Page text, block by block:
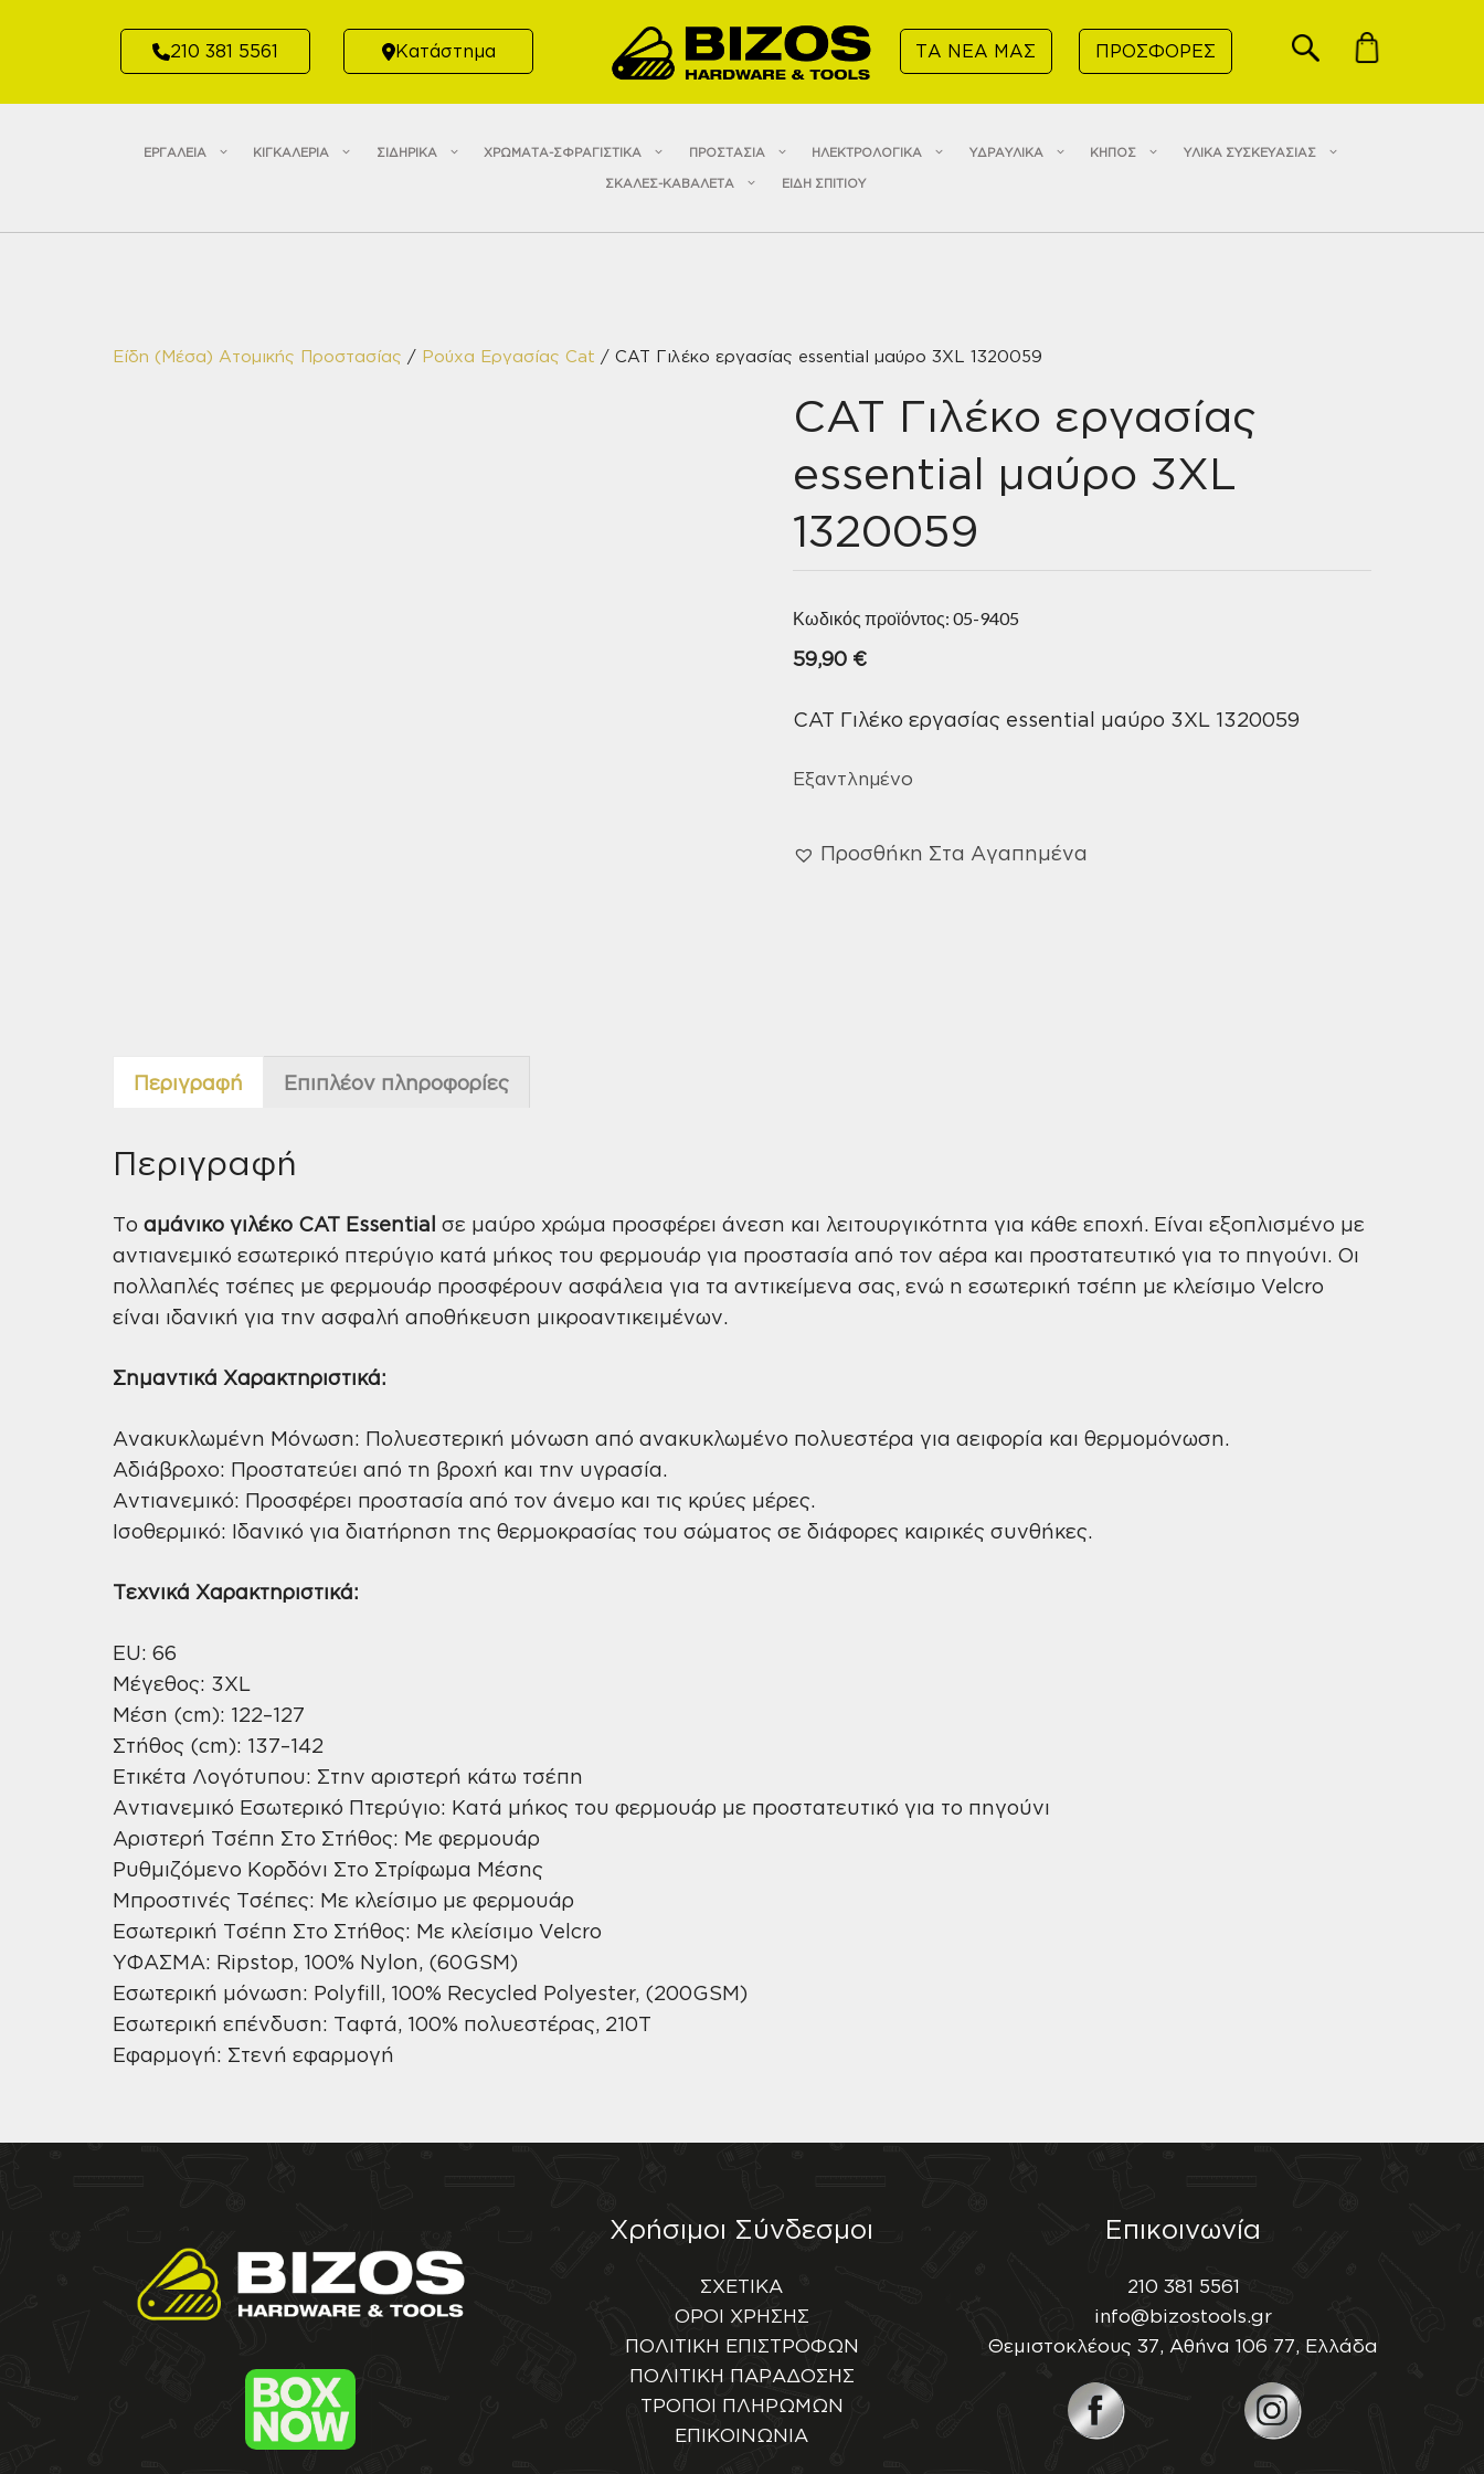
περιεχόμενο
210 381 5561 Κατάστημα ΤΑ ΝΕΑ ΜΑΣ ΠΡΟΣΦΟΡΕΣ
ΕΡΓΑΛΕΙΑ ΚΙΓΚΑΛΕΡΙΑ ΣΙΔΗΡΙΚΑ ΧΡΩΜΑΤΑ-ΣΦΡΑΓΙΣΤΙΚΑ ΠΡΟΣΤΑΣΙΑ ΗΛΕΚΤΡΟΛΟΓΙΚΑ ΥΔΡΑΥΛΙΚΑ ΚΗΠΟΣ ΥΛΙΚΑ ΣΥΣΚΕΥΑΣΙΑΣ
ΣΚΑΛΕΣ-ΚΑΒΑΛΕΤΑ ΕΙΔΗ ΣΠΙΤΙΟΥ
Είδη (Μέσα) Ατομικής Προστασίας / Ρούχα Εργασίας Cat / CAT Γιλέκο εργασίας essential μαύρο 3XL 1320059
CAT Γιλέκο εργασίας
essential μαύρο 3XL
1320059
Κωδικός προϊόντος: 05-9405
59,90 €
CAT Γιλέκο εργασίας essential μαύρο 3XL 1320059
Εξαντλημένο
Προσθήκη Στα Αγαπημένα
Περιγραφή Επιπλέον πληροφορίες
Περιγραφή
Το αμάνικο γιλέκο CAT Essential σε μαύρο χρώμα προσφέρει άνεση και λειτουργικότητα για κάθε εποχή. Είναι εξοπλισμένο με
αντιανεμικό εσωτερικό πτερύγιο κατά μήκος του φερμουάρ για προστασία από τον αέρα και προστατευτικό για το πηγούνι. Οι
πολλαπλές τσέπες με φερμουάρ προσφέρουν ασφάλεια για τα αντικείμενα σας, ενώ η εσωτερική τσέπη με κλείσιμο Velcro
είναι ιδανική για την ασφαλή αποθήκευση μικροαντικειμένων.
Σημαντικά Χαρακτηριστικά:
Ανακυκλωμένη Μόνωση: Πολυεστερική μόνωση από ανακυκλωμένο πολυεστέρα για αειφορία και θερμομόνωση.
Αδιάβροχο: Προστατεύει από τη βροχή και την υγρασία.
Αντιανεμικό: Προσφέρει προστασία από τον άνεμο και τις κρύες μέρες.
Ισοθερμικό: Ιδανικό για διατήρηση της θερμοκρασίας του σώματος σε διάφορες καιρικές συνθήκες.
Τεχνικά Χαρακτηριστικά:
EU: 66
Μέγεθος: 3XL
Μέση (cm): 122–127
Στήθος (cm): 137–142
Ετικέτα Λογότυπου: Στην αριστερή κάτω τσέπη
Αντιανεμικό Εσωτερικό Πτερύγιο: Κατά μήκος του φερμουάρ με προστατευτικό για το πηγούνι
Αριστερή Τσέπη Στο Στήθος: Με φερμουάρ
Ρυθμιζόμενο Κορδόνι Στο Στρίφωμα Μέσης
Μπροστινές Τσέπες: Με κλείσιμο με φερμουάρ
Εσωτερική Τσέπη Στο Στήθος: Με κλείσιμο Velcro
ΥΦΑΣΜΑ: Ripstop, 100% Nylon, (60GSM)
Εσωτερική μόνωση: Polyfill, 100% Recycled Polyester, (200GSM)
Εσωτερική επένδυση: Ταφτά, 100% πολυεστέρας, 210T
Εφαρμογή: Στενή εφαρμογή
Χρήσιμοι Σύνδεσμοι
ΣΧΕΤΙΚΑ
ΟΡΟΙ ΧΡΗΣΗΣ
ΠΟΛΙΤΙΚΗ ΕΠΙΣΤΡΟΦΩΝ
ΠΟΛΙΤΙΚΗ ΠΑΡΑΔΟΣΗΣ
ΤΡΟΠΟΙ ΠΛΗΡΩΜΩΝ
ΕΠΙΚΟΙΝΩΝΙΑ
Επικοινωνία
210 381 5561
info@bizostools.gr
Θεμιστοκλέους 37, Αθήνα 106 77, Ελλάδα